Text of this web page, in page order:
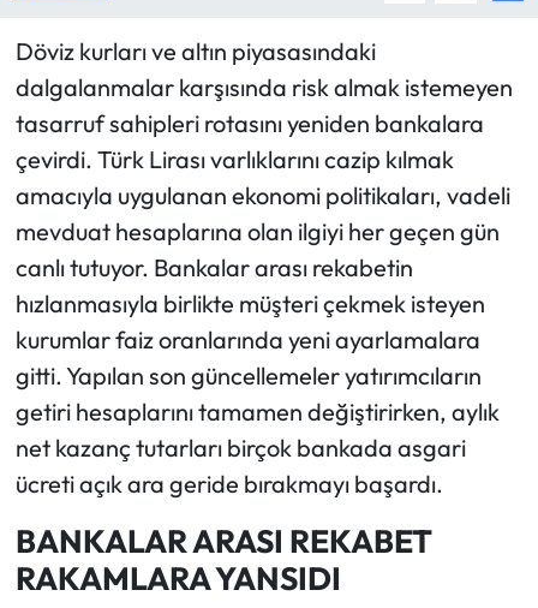
Döviz kurları ve altın piyasasındaki
dalgalanmalar karşısında risk almak istemeyen
tasarruf sahipleri rotasını yeniden bankalara
çevirdi. Türk Lirası varlıklarını cazip kılmak
amacıyla uygulanan ekonomi politikaları, vadeli
mevduat hesaplarına olan ilgiyi her geçen gün
canlı tutuyor. Bankalar arası rekabetin
hızlanmasıyla birlikte müşteri çekmek isteyen
kurumlar faiz oranlarında yeni ayarlamalara
gitti. Yapılan son güncellemeler yatırımcıların
getiri hesaplarını tamamen değiştirirken, aylık
net kazanç tutarları birçok bankada asgari
ücreti açık ara geride bırakmayı başardı.
BANKALAR ARASI REKABET
RAKAMLARA YANSIDI